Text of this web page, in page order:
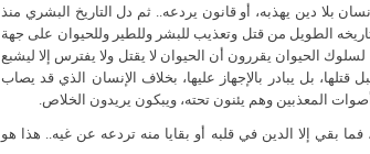
بلا دين يهذبه، أو قانون يردعه.. ثم دل التاريخ البشري منذ
الطويل من قتل وتعذيب للبشر وللطير وللحيوان على جهة
الحيوان يقررون أن الحيوان لا يقتل ولا يفترس إلا ليشبع
بل يبادر بالإجهاز عليها، بخلاف الإنسان الذي قد يصاب
المعذبين وهم يئنون تحته، ويبكون يريدون الخلاص.
بقي إلا الدين في قلبه أو بقايا منه تردعه عن غيه.. هذا هو